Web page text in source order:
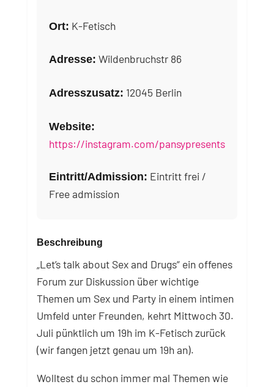
Ort: K-Fetisch
Adresse: Wildenbruchstr 86
Adresszusatz: 12045 Berlin
Website:
https://instagram.com/pansypresents
Eintritt/Admission: Eintritt frei /
Free admission
Beschreibung
„Let’s talk about Sex and Drugs“ ein offenes
Forum zur Diskussion über wichtige
Themen um Sex und Party in einem intimen
Umfeld unter Freunden, kehrt Mittwoch 30.
Juli pünktlich um 19h im K-Fetisch zurück
(wir fangen jetzt genau um 19h an).
Wolltest du schon immer mal Themen wie